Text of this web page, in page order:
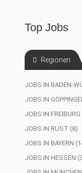
Top Jobs
Regionen
JOBS IN BADEN-
JOBS IN
JOBS IN FREIBURG
JOBS IN RUST (8)
JOBS IN BAYERN
JOBS IN HESSEN